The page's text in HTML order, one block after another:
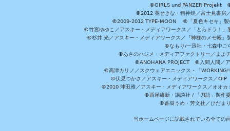
©GIRLS und PANZER Projekt ©
©2012 葵せきな・狗神煌／富士見書
©2009-2012 TYPE-MOON ©「夏色キセキ」製
©竹宮ゆゆこ／アスキー・メディアワークス／「とらドラ！
©杉井 光／アスキー・メディアワークス／『神様のメモ帳
©なもり/一迅社・七森中
©あさのハジメ・メディアファクトリー／ま
©ANOHANA PROJECT ©入間人間／ア
©高津カリノ／スクウェアエニックス・「
©伏見つかさ／アスキー・メディアワークス／
©2010 沖田雅／アスキー・メディアワークス／オオ
©西尾維新・講談社 / 「刀語」製作
©蒼樹うめ・芳文社／ひだま
当ホームページに記載されている全ての